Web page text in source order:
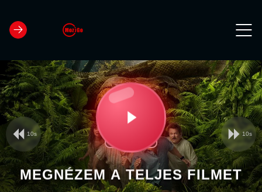
loading.
Play
Video
10s 10s
MEGNÉZEM A TELJES FILMET